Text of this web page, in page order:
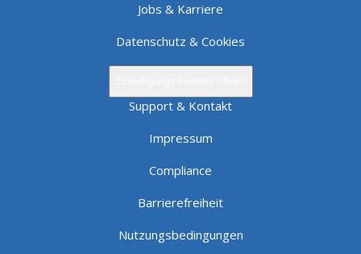
Jobs & Karriere
Datenschutz & Cookies
Support & Kontakt
Impressum
Compliance
Barrierefreiheit
Nutzungsbedingungen